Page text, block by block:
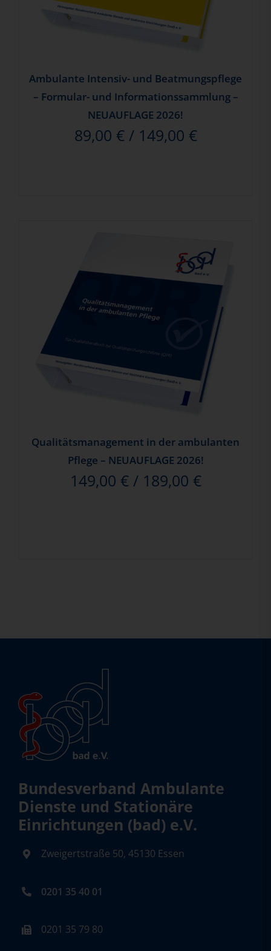
Ambulante Intensiv- und Beatmungspflege
– Formular- und Informationssammlung –
NEUAUFLAGE 2026!
89,00 €/ 149,00 €
Qualitätsmanagement in der ambulanten
Pflege – NEUAUFLAGE 2026!
149,00 €/ 189,00 €
Bundesverband Ambulante
Dienste und Stationäre
Einrichtungen (bad) e.V.
Zweigertstraße 50, 45130 Essen
0201 35 40 01
0201 35 79 80